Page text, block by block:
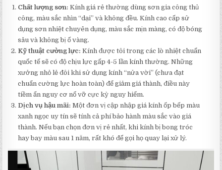
Chất lượng sơn: Kính giá rẻ thường dùng sơn gia công thủ
công, màu sắc nhìn “dại” và không đều. Kính cao cấp sử
dụng sơn nhiệt chuyên dụng, màu sắc mịn màng, có độ bóng
sâu và không bị ố vàng.
Kỹ thuật cường lực: Kính được tôi trong các lò nhiệt chuẩn
quốc tế sẽ có độ chịu lực gấp 4-5 lần kính thường. Những
xưởng nhỏ lẻ đôi khi sử dụng kính “nửa vời” (chưa đạt
chuẩn cường lực hoàn toàn) để giảm giá thành, điều này
tiềm ẩn nguy cơ nổ vỡ cực kỳ nguy hiểm.
Dịch vụ hậu mãi: Một đơn vị cập nhập giá kính ốp bếp màu
xanh ngọc uy tín sẽ tính cả phí bảo hành màu sắc vào giá
thành. Nếu bạn chọn đơn vị rẻ nhất, khi kính bị bong tróc
hay bay màu sau 1 năm, rất khó để gọi họ quay lại xử lý.